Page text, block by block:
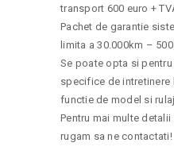
transport 600 euro +
Pachet de garantie
limita a 30.000km –
Se poate opta si
specifice de intretinere
functie de model si
Pentru mai multe
rugam sa ne contactati!